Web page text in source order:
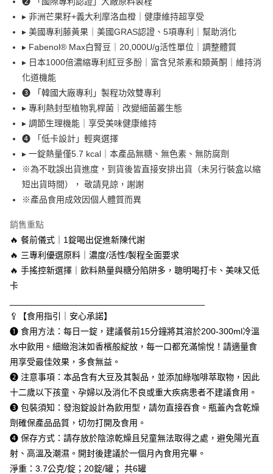
【大哥付你分期使用說明】
1.本服務由台灣大哥大提供，台灣大哥大用戶可立即使用無須另外申請。
2.付款方式選擇「大哥付你分期」，訂單成立後會自動跳轉到大哥付的交易
流程，驗證手機門號後，選擇欲分期的期數、繳款截止日，確認付款後即完
3.實際核准額度、可分期數及費用金額請依後續交易確認頁面所載為準。
4.訂單成立30分鐘內，如未前往確認交易或遇審核未通過，訂單將自動取
消。如遇「轉專審核」未通過狀況，表示未達大哥付你分期系統評分，恕無
法說明評估內容。
【繳款方式說明】
1.分期款項不併入電信帳單，「大哥付你分期」於每月結算日後寄送繳費提
2.透過簡訊連結打開帳單後，可選擇「超商條碼／台灣大直營門市／銀行轉
帳／街口支付／iPASS MONEY」等通路繳費。
【注意事項】
1.本服務係由「台灣大哥大股份有限公司」（以下簡稱本公司）所提供，讓
用戶於交易時，得透過本服務購買商品或服務，並由商店將買賣／分期付款
2.基於同意付款使用「大哥付你分期」之契約關係目的，商店將以您的個人
資料（包含姓名、電話或地址）提供予台灣大哥大進項蒐集、處理及利用，
由本公司與您本人進行分期帳單所需資料之確認、核對及更正。
3.完整用戶服務條款，請詳閱以下連結：https://oppay.tw/userRule
AFTEE先享後付
相關說明
【關於「AFTEE先享後付」】
AFTEE先享後付是「在收到商品之後才付款」的支付方式。 讓您購物簡單
１．簡單：不需註冊會員、不需綁卡、不需儲值。
２．便利：只要手機號碼，簡訊認證，即可結帳。
３．安心：先確認商品／服務後，再付款。
【「AFTEE先享後付」結帳流程】
１．於結帳方式選擇「AFTEE先享後付」後，將跳轉至「AFTEE先享後付」
結帳頁面，進行簡訊認證並確認金額後，即可完成結帳。
２．訂單成立數日內，您將收到繳費通知簡訊。
３．收到繳費通知簡訊後14天內，點擊此簡訊中的連結，可透過四大超商／
ATM／網路銀行／等多元方式進行付款，方視為交易完成。
購買商品的店家。未經商家同意取消之訂單仍視為有效，需透過AFTEE先享
※ 交易是否成功請以「AFTEE先享後付 」之結帳頁面顯示為準，若有關於
是否繳費成功／繳費後需取消欲退款等相關疑問，請聯繫「AFTEE先享後付
客戶支援中心」
https://netprotections.freshdesk.com/support/home
【注意事項】
易，需依本服務之必要範圍內提供個人資料，並將交易相關給付款項請求債
２．關於個人資料處理事宜，請瀏覽以下網址：
３．未成年的使用者請事先徵得法定代理人或監護人之同意方可使用
「AFTEE先享後付」，若未經同意申辦者引起之損失，本公司不負相關責
任。
４．使用「AFTEE先享後付」時，將依據個別帳號之用戶狀況，依本公司即
時審查核予不同之上限額度；若仍有額度不足之情形，本公司將視審查結果
請求用戶進行身份認證。
恩沛科技股份有限公司將有權停止該用戶之使用額度並採取法律行動。
ATM付款
貨到付款
運送方式
全家取貨付款
付款後全家取貨
每筆NT$80，滿NT$1,680(含以上)免運費
每筆NT$80，滿NT$1,680(含以上)免運費
每筆NT$80，滿NT$1,680(含以上)免運費
7-11取貨付款
每筆NT$80，滿NT$1,680(含以上)免運費
付款後7-11取貨
每筆NT$80，滿NT$1,680(含以上)免運費
台灣本島宅配
每筆NT$80，滿NT$1,680(含以上)免運費
離島宅配
每筆NT$100，滿NT$2,000(含以上)免運費
貨到付款
每筆NT$100，滿NT$2,000(含以上)免運費
▸ 非洲芒果籽+義大利摩洛血橙｜健康維持超享受
▸ 美國專利藤黃果｜美國GRAS認證、5項專利｜幫助消化
▸ Fabenol® Max白腎豆｜20,000U/g活性單位｜調整體質
▸ 日本1000倍濃縮專利紅豆多酚｜富含兒茶素和類黃酮｜維持消
化道機能
❸ 「韓國大廠專利」製程功效雙專利
▸ 專利熱封型植物乳桿菌｜改變細菌叢生態
▸ 調節生理機能｜享受美味健康維持
❹ 「低卡設計」輕爽選擇
▸ 一錠熱量僅5.7 kcal｜本產品無糖、無色素、無防腐劑
※為不耽誤出貨進度，到貨後皆直接安排出貨（未另行裝盒以縮
短出貨時間）， 敬請見諒，謝謝
※產品食用成效因個人體質而異
銷售重點
🔥 餐前儀式｜1錠喝出促進新陳代謝
🔥 三專利優選原料｜濃度/活性/製程全面要求
🔥 手搖控新選擇｜飲料熱量與糖分陷阱多，聰明喝打卡、美味又低
卡
🥄【食用指引｜安心承諾】
❶ 食用方法：每日一錠，建議餐前15分鐘將其溶於200-300ml冷溫
水中飲用。細緻泡沫如香檳般綻放，每一口都充滿愉悅！請適量食
用享受最佳效果，多食無益。
❷ 注意事項：本品含有大豆及其製品，並添加綠咖啡萃取物，因此
十二歲以下孩童、孕婦以及消化不良或重大疾病患者不建議食用。
❸ 包裝須知：發泡錠設計為飲用型，請勿直接吞食。瓶蓋內含乾燥
劑確保產品品質，切勿打開及食用。
❹ 保存方式：請存放於陰涼乾燥且兒童無法取得之處，避免陽光直
射、高溫及潮濕。開封後建議於一個月內食用完畢。
淨重：3.7公克/錠；20錠/罐； 共6罐